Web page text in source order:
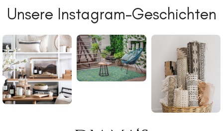
Unsere Instagram-Geschichten